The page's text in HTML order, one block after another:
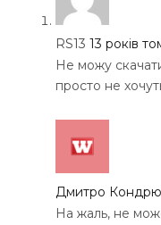
RS13 13 років
Не можу
просто не
Дмитро
На жаль, не